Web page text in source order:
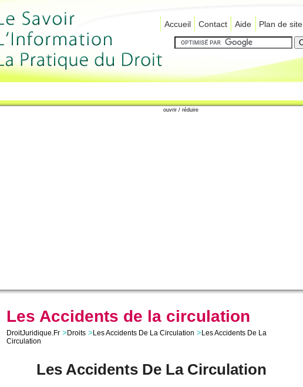
Accueil Contact Aide Plan de site
ouvrir / réduire
Les Accidents de la circulation
DroitJuridique.Fr > Droits > Les Accidents De La Circulation > Les Accidents De La
Circulation
Les Accidents De La Circulation